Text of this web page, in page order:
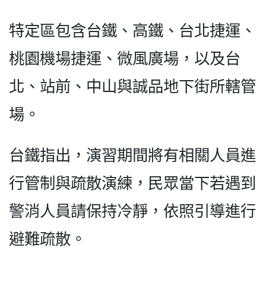
特定區包含台鐵、高鐵、台北捷運、
桃園機場捷運、微風廣場，以及台
北、站前、中山與誠品地下街所轄管
場。
台鐵指出，演習期間將有相關人員進
行管制與疏散演練，民眾當下若遇到
警消人員請保持冷靜，依照引導進行
避難疏散。